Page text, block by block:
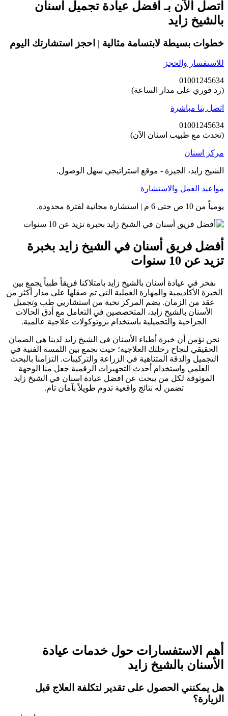
اتصل الآن بـ افضل عيادة تجميل اسنان
بالشيخ زايد
خطوات بسيطة لابتسامة مثالية | احجز استشارتك اليوم
للاستفسار والحجز
01001245634
(رد فوري على مدار الساعة)
اتصل بنا مباشرة
01001245634
(تحدث مع طبيب اسنان الآن)
مركز اسنان
الشيخ زايد، الجيزة - موقع استراتيجي سهل الوصول.
مواعيد العمل والاستشارة
يومياً من 10 ص حتى 6 م | استشارة مجانية لفترة محدودة.
أفضل فريق أسنان في الشيخ زايد بخبرة
تزيد عن 10 سنوات
نفخر في عيادة أسنان بالشيخ زايد بامتلاكنا فريقاً طبياً يجمع بين
الخبرة الأكاديمية والمهارة العملية التي تم صقلها على مدار أكثر من
عقد من الزمان. يضم المركز نخبة من استشاريي طب وتجميل
الأسنان بالشيخ زايد، المتخصصين في التعامل مع أدق الحالات
الجراحية والتجميلية باستخدام بروتوكولات علاجية عالمية.
نحن نؤمن أن خبرة أطباء الأسنان في الشيخ زايد لدينا هي الضمان
الحقيقي لنجاح رحلتك العلاجية؛ حيث نجمع بين اللمسة الفنية في
التجميل والدقة المتناهية في الزراعة والتركيبات. التزامنا بالبحث
العلمي واستخدام أحدث التجهيزات الرقمية جعل منا الوجهة
الموثوقة لكل من يبحث عن افضل عيادة اسنان في الشيخ زايد
تضمن له نتائج واقعية تدوم طويلاً بآمان تام.
أهم الاستفسارات حول خدمات عيادة
الأسنان بالشيخ زايد
هل يمكنني الحصول على تقدير لتكلفة العلاج قبل
الزيارة؟